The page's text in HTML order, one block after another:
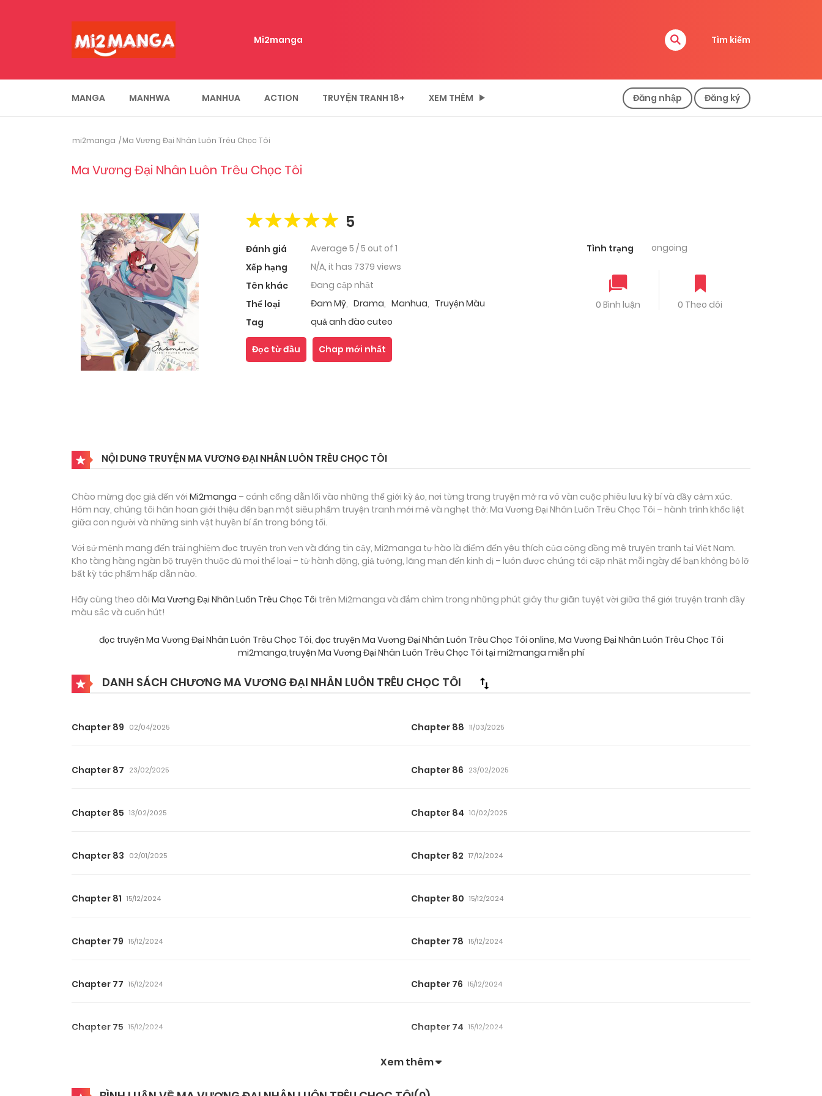
Mi2manga Tìm kiếm
MANGA MANHWA MANHUA ACTION TRUYỆN TRANH 18+ XEM THÊM Đăng nhập Đăng ký
mi2manga Ma Vương Đại Nhân Luôn Trêu Chọc Tôi
Ma Vương Đại Nhân Luôn Trêu Chọc Tôi
5
Đánh giá Average 5 /5 out of 1
Xếp hạng
N/A, it has 7379 views
Tên khác
Đang cập nhật
Thể loại
Đam Mỹ, Drama, Manhua, Truyện Màu
Tag
quả anh đào cuteo
Tình trạng ongoing
0 Bình luận 0 Theo dõi
Đọc từ đầu Chap mới nhất
NỘI DUNG TRUYỆN MA VƯƠNG ĐẠI NHÂN LUÔN TRÊU CHỌC TÔI
Chào mừng đọc giả đến với Mi2manga – cánh cổng dẫn lối vào những thế giới kỳ ảo, nơi từng trang truyện mở ra vô vàn cuộc phiêu lưu kỳ bí và đầy cảm xúc.
Hôm nay, chúng tôi hân hoan giới thiệu đến bạn một siêu phẩm truyện tranh mới mẻ và nghẹt thở: Ma Vương Đại Nhân Luôn Trêu Chọc Tôi – hành trình khốc liệt
giữa con người và những sinh vật huyền bí ẩn trong bóng tối.
Với sứ mệnh mang đến trải nghiệm đọc truyện trọn vẹn và đáng tin cậy, Mi2manga tự hào là điểm đến yêu thích của cộng đồng mê truyện tranh tại Việt Nam.
Kho tàng hàng ngàn bộ truyện thuộc đủ mọi thể loại – từ hành động, giả tưởng, lãng mạn đến kinh dị – luôn được chúng tôi cập nhật mỗi ngày để bạn không bỏ lỡ
bất kỳ tác phẩm hấp dẫn nào.
Hãy cùng theo dõi Ma Vương Đại Nhân Luôn Trêu Chọc Tôi trên Mi2manga và đắm chìm trong những phút giây thư giãn tuyệt vời giữa thế giới truyện tranh đầy
màu sắc và cuốn hút!
đọc truyện Ma Vương Đại Nhân Luôn Trêu Chọc Tôi, đọc truyện Ma Vương Đại Nhân Luôn Trêu Chọc Tôi online, Ma Vương Đại Nhân Luôn Trêu Chọc Tôi
mi2manga,truyện Ma Vương Đại Nhân Luôn Trêu Chọc Tôi tại mi2manga miễn phí
DANH SÁCH CHƯƠNG MA VƯƠNG ĐẠI NHÂN LUÔN TRÊU CHỌC TÔI
Chapter 89 02/04/2025 Chapter 88 11/03/2025
Chapter 87 23/02/2025 Chapter 86 23/02/2025
Chapter 85 13/02/2025 Chapter 84 10/02/2025
Chapter 83 02/01/2025 Chapter 82 17/12/2024
Chapter 81 15/12/2024 Chapter 80 15/12/2024
Chapter 79 15/12/2024 Chapter 78 15/12/2024
Chapter 77 15/12/2024 Chapter 76 15/12/2024
Chapter 75 15/12/2024 Chapter 74 15/12/2024
Chapter 72
Xem thêm